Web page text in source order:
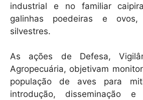
industrial e no familiar
galinhas poedeiras e
silvestres.
As ações de Defesa,
Agropecuária, objetivam
população de aves para
introdução, disseminação e